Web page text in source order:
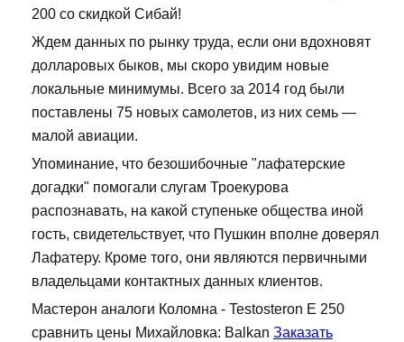
200 со скидкой Сибай!
Ждем данных по рынку труда, если они вдохновят
долларовых быков, мы скоро увидим новые
локальные минимумы. Всего за 2014 год были
поставлены 75 новых самолетов, из них семь —
малой авиации.
Упоминание, что безошибочные "лафатерские
догадки" помогали слугам Троекурова
распознавать, на какой ступеньке общества иной
гость, свидетельствует, что Пушкин вполне доверял
Лафатеру. Кроме того, они являются первичными
владельцами контактных данных клиентов.
Мастерон аналоги Коломна - Testosteron E 250
сравнить цены Михайловка: Balkan Заказать